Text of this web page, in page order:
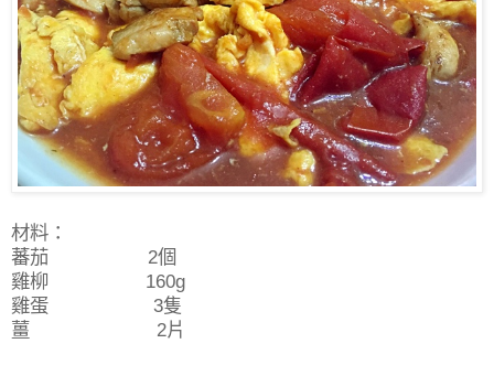
材料：
蕃茄 2個
雞柳 160g
雞蛋 3隻
薑 2片